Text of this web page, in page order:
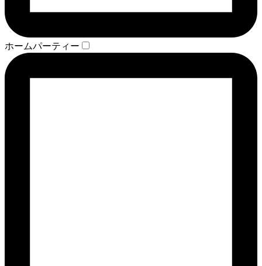
ホームパーティー